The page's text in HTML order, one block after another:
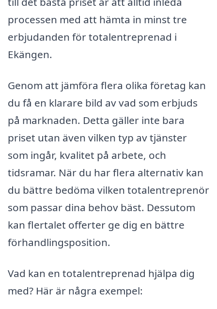
processen med att hämta in minst tre
erbjudanden för totalentreprenad i
Ekängen.
Genom att jämföra flera olika företag kan
du få en klarare bild av vad som erbjuds
på marknaden. Detta gäller inte bara
priset utan även vilken typ av tjänster
som ingår, kvalitet på arbete, och
tidsramar. När du har flera alternativ kan
du bättre bedöma vilken totalentreprenör
som passar dina behov bäst. Dessutom
kan flertalet offerter ge dig en bättre
förhandlingsposition.
Vad kan en totalentreprenad hjälpa dig
med? Här är några exempel: